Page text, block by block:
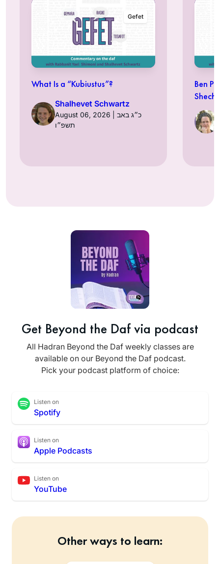
Gefet
What Is a “Kubiustus”?
Shalhevet Schwartz
August 06, 2026 | כ״ג באב
תשפ״ו
Ben
Get Beyond the Daf via podcast
All Hadran Beyond the Daf weekly classes are
available on our Beyond the Daf podcast.
Pick your podcast platform of choice:
Listen on
Spotify
Listen on
Apple Podcasts
Listen on
YouTube
Other ways to learn: